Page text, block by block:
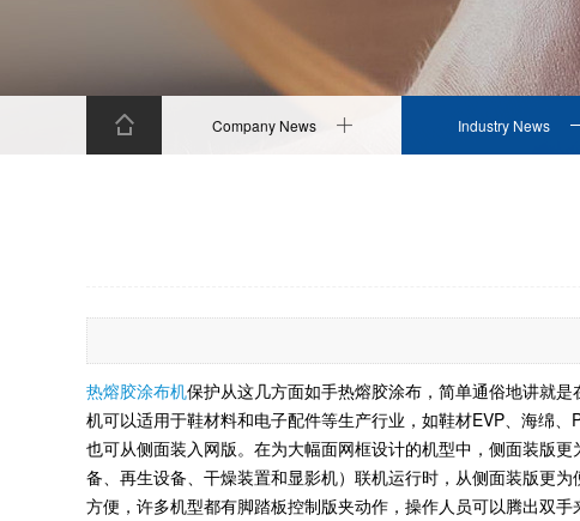
Company News Industry News
热熔胶涂布机保护从这几方面如手热熔胶涂布，简单通俗地讲就是
机可以适用于鞋材料和电子配件等生产行业，如鞋材EVP、海绵
也可从侧面装入网版。在为大幅面网框设计的机型中，侧面装版
备、再生设备、干燥装置和显影机）联机运行时，从侧面装版更
方便，许多机型都有脚踏板控制版夹动作，操作人员可以腾出双